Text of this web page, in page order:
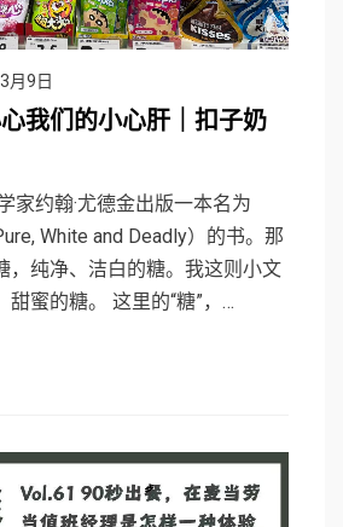
月9日
我们的小心肝｜扣子奶
家约翰·尤德金出版一本名为
White and Deadly）的书。那
，纯净、洁白的糖。我这则小文
甜蜜的糖。 这里的“糖”，…